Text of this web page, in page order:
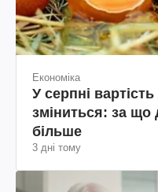
Економіка
У серпні
зміниться: за що
більше
3 дні тому